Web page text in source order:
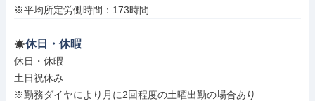
※平均所定労働時間：173時間
休日・休暇
休日・休暇
土日祝休み
※勤務ダイヤにより月に2回程度の土曜出勤の場合あり